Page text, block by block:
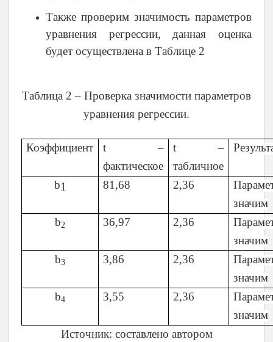
Также проверим значимость параметров
уравнения регрессии, данная оценка
будет осуществлена в Таблице 2
Таблица 2 – Проверка значимости параметров
уравнения регрессии.
Коэффициент
t –
фактическое
t –
табличное
b1 81,68 2,36
значим
b2 36,97 2,36
значим
b3 3,86 2,36
значим
b4 3,55 2,36
значим
Источник: составлено автором